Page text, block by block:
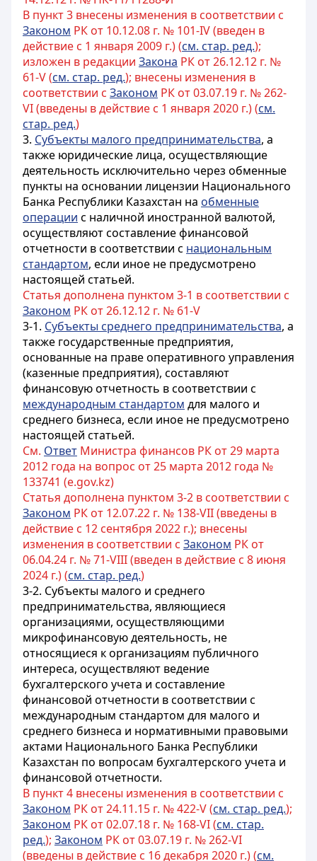
В пункт 3 внесены изменения в соответствии с
Законом РК от 10.12.08 г. № 101-IV (введен в
действие с 1 января 2009 г.) (см. стар. ред.);
изложен в редакции Закона РК от 26.12.12 г. №
61-V (см. стар. ред.); внесены изменения в
соответствии с Законом РК от 03.07.19 г. № 262-
VI (введены в действие с 1 января 2020 г.) (см.
стар. ред.)
3. Субъекты малого предпринимательства, а
также юридические лица, осуществляющие
деятельность исключительно через обменные
пункты на основании лицензии Национального
Банка Республики Казахстан на обменные
операции с наличной иностранной валютой,
осуществляют составление финансовой
отчетности в соответствии с национальным
стандартом, если иное не предусмотрено
настоящей статьей.
Статья дополнена пунктом 3-1 в соответствии с
Законом РК от 26.12.12 г. № 61-V
3-1. Субъекты среднего предпринимательства, а
также государственные предприятия,
основанные на праве оперативного управления
(казенные предприятия), составляют
финансовую отчетность в соответствии с
международным стандартом для малого и
среднего бизнеса, если иное не предусмотрено
настоящей статьей.
См. Ответ Министра финансов РК от 29 марта
2012 года на вопрос от 25 марта 2012 года №
133741 (e.gov.kz)
Статья дополнена пунктом 3-2 в соответствии с
Законом РК от 12.07.22 г. № 138-VII (введены в
действие с 12 сентября 2022 г.); внесены
изменения в соответствии с Законом РК от
06.04.24 г. № 71-VIII (введен в действие с 8 июня
2024 г.) (см. стар. ред.)
3-2. Субъекты малого и среднего
предпринимательства, являющиеся
организациями, осуществляющими
микрофинансовую деятельность, не
относящиеся к организациям публичного
интереса, осуществляют ведение
бухгалтерского учета и составление
финансовой отчетности в соответствии с
международным стандартом для малого и
среднего бизнеса и нормативными правовыми
актами Национального Банка Республики
Казахстан по вопросам бухгалтерского учета и
финансовой отчетности.
В пункт 4 внесены изменения в соответствии с
Законом РК от 24.11.15 г. № 422-V (см. стар. ред.);
Законом РК от 02.07.18 г. № 168-VI (см. стар.
ред.); Законом РК от 03.07.19 г. № 262-VI
(введены в действие с 16 декабря 2020 г.) (см.